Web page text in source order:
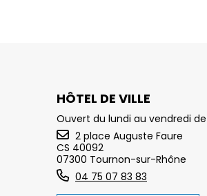
HÔTEL DE VILLE
Ouvert du lundi au vendredi de
2 place Auguste Faure
CS 40092
07300 Tournon-sur-Rhône
04 75 07 83 83